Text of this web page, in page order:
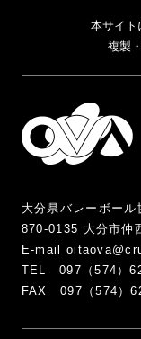
本サイト
複製
大分県バレーボール
870-0135 大分市仲
E-mail
TEL 097（574）
FAX 097（574）